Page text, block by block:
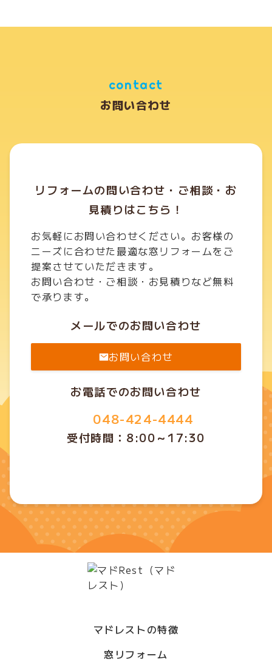
contact
お問い合わせ
リフォームの問い合わせ・ご相談・お
見積りはこちら！
お気軽にお問い合わせください。お客様の
ニーズに合わせた最適な窓リフォームをご
提案させていただきます。
お問い合わせ・ご相談・お見積りなど無料
で承ります。
メールでのお問い合わせ
お問い合わせ
お電話でのお問い合わせ
048-424-4444
受付時間：8:00～17:30
マドレストの特徴
窓リフォーム